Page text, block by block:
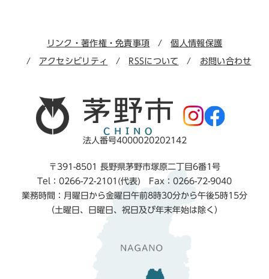
リンク・著作権・免責事項 個人情報保護
アクセシビリティ RSSについて お問い合わせ
法人番号4000020202142
〒391-8501 長野県茅野市塚原二丁目6番1号
Tel：0266-72-2101(代表) Fax：0266-72-9040
業務時間：月曜日から金曜日午前8時30分から午後5時15分
（土曜日、日曜日、祝日及び年末年始は除く）